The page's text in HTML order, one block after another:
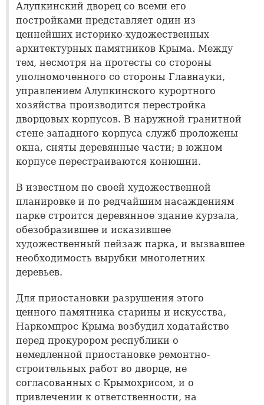
Алупкинский дворец со всеми его
постройками представляет один из
ценнейших историко-художественных
архитектурных памятников Крыма. Между
тем, несмотря на протесты со стороны
уполномоченного со стороны Главнауки,
управлением Алупкинского курортного
хозяйства производится перестройка
дворцовых корпусов. В наружной гранитной
стене западного корпуса служб проложены
окна, сняты деревянные части; в южном
корпусе перестраиваются конюшни.
В известном по своей художественной
планировке и по редчайшим насаждениям
парке строится деревянное здание курзала,
обезобразившее и исказившее
художественный пейзаж парка, и вызвавшее
необходимость вырубки многолетних
деревьев.
Для приостановки разрушения этого
ценного памятника старины и искусства,
Наркомпрос Крыма возбудил ходатайство
перед прокурором республики о
немедленной приостановке ремонтно-
строительных работ во дворце, не
согласованных с Крымохрисом, и о
привлечении к ответственности, на